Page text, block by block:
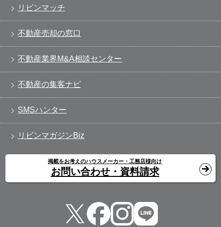
リビンマッチ
不動産売却の窓口
不動産業界M&A相談センター
不動産の集客ナビ
SMSハンター
リビンマガジンBiz
掲載をお考えのハウスメーカー・工務店様向け
お問い合わせ・資料請求